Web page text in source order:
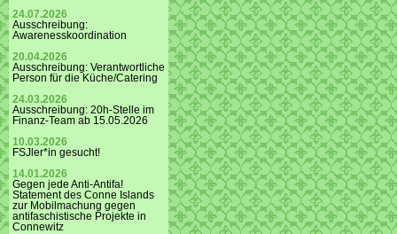
24.07.2026
Ausschreibung:
Awarenesskoordination
20.04.2026
Ausschreibung: Verantwortliche
Person für die Küche/Catering
24.03.2026
Ausschreibung: 20h-Stelle im
Finanz-Team ab 15.05.2026
10.03.2026
FSJler*in gesucht!
14.01.2026
Gegen jede Anti-Antifa!
Statement des Conne Islands
zur Mobilmachung gegen
antifaschistische Projekte in
Connewitz